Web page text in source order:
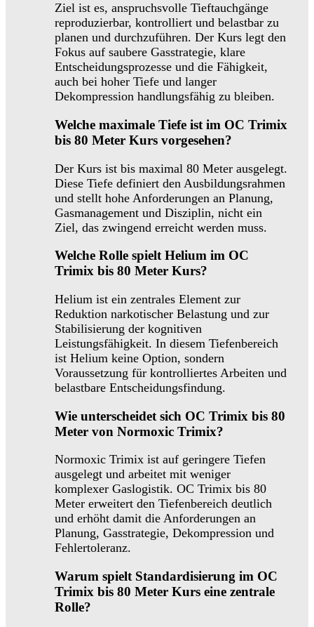
Ziel ist es, anspruchsvolle Tieftauchgänge
reproduzierbar, kontrolliert und belastbar zu
planen und durchzuführen. Der Kurs legt den
Fokus auf saubere Gasstrategie, klare
Entscheidungsprozesse und die Fähigkeit,
auch bei hoher Tiefe und langer
Dekompression handlungsfähig zu bleiben.
Welche maximale Tiefe ist im OC Trimix
bis 80 Meter Kurs vorgesehen?
Der Kurs ist bis maximal 80 Meter ausgelegt.
Diese Tiefe definiert den Ausbildungsrahmen
und stellt hohe Anforderungen an Planung,
Gasmanagement und Disziplin, nicht ein
Ziel, das zwingend erreicht werden muss.
Welche Rolle spielt Helium im OC
Trimix bis 80 Meter Kurs?
Helium ist ein zentrales Element zur
Reduktion narkotischer Belastung und zur
Stabilisierung der kognitiven
Leistungsfähigkeit. In diesem Tiefenbereich
ist Helium keine Option, sondern
Voraussetzung für kontrolliertes Arbeiten und
belastbare Entscheidungsfindung.
Wie unterscheidet sich OC Trimix bis 80
Meter von Normoxic Trimix?
Normoxic Trimix ist auf geringere Tiefen
ausgelegt und arbeitet mit weniger
komplexer Gaslogistik. OC Trimix bis 80
Meter erweitert den Tiefenbereich deutlich
und erhöht damit die Anforderungen an
Planung, Gasstrategie, Dekompression und
Fehlertoleranz.
Warum spielt Standardisierung im OC
Trimix bis 80 Meter Kurs eine zentrale
Rolle?